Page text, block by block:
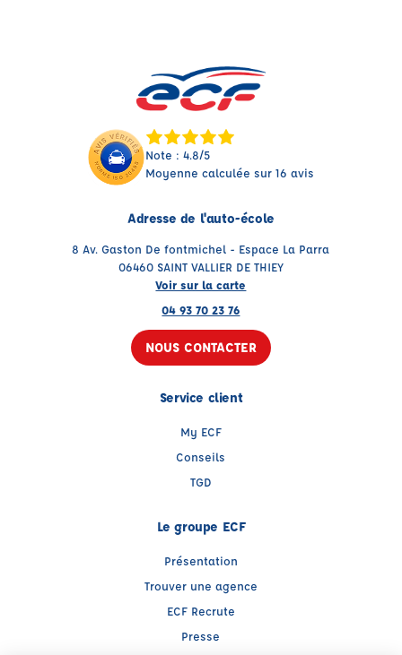
Note : 4.8/5
Moyenne calculée sur 16 avis
Adresse de l'auto-école
8 Av. Gaston De fontmichel - Espace La Parra
06460 SAINT VALLIER DE THIEY
Voir sur la carte
04 93 70 23 76
NOUS CONTACTER
Service client
My ECF
Conseils
TGD
Le groupe ECF
Présentation
Trouver une agence
ECF Recrute
Presse